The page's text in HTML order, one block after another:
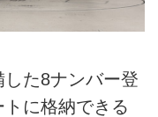
た8ナンバー登
に格納できる